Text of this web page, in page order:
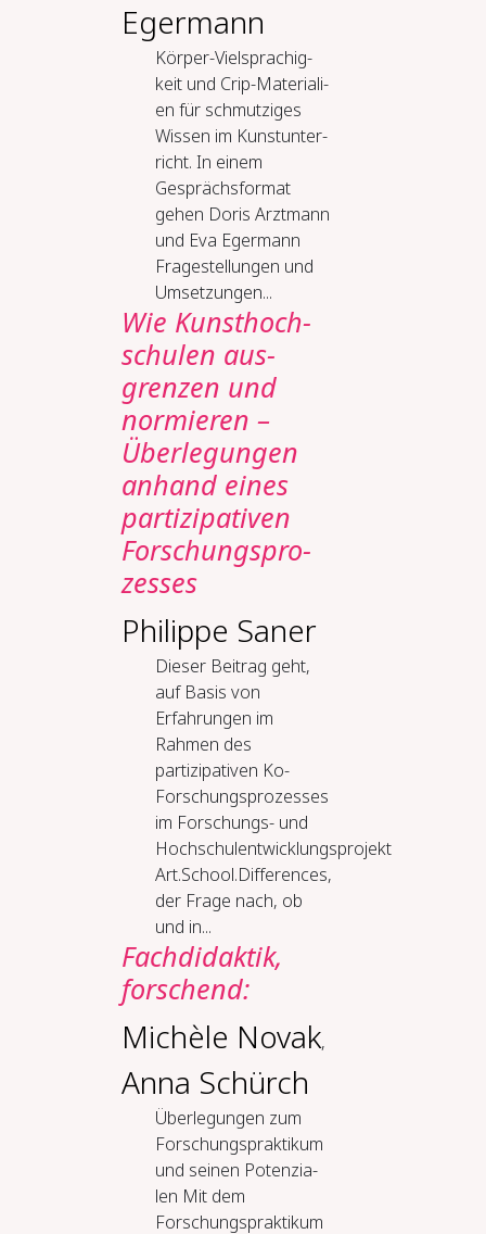
Egermann
Kör­per-​Viel­spra­chig­
keit und Crip-​Ma­te­ria­li­
en für schmut­zi­ges
Wis­sen im Kunstun­ter­
richt. In einem
Gesprächsformat
gehen Doris Arztmann
und Eva Egermann
Fragestellungen und
Umsetzungen...
Wie Kunst­hoch­
schu­len aus­
gren­zen und
nor­mie­ren –
Über­le­gun­gen
an­hand ei­nes
par­ti­zi­pa­ti­ven
For­schungs­pro­
zes­ses
Philippe Saner
Dieser Beitrag geht,
auf Basis von
Erfahrungen im
Rahmen des
partizipativen Ko-
Forschungsprozesses
im Forschungs- und
Hochschulentwicklungsprojekt
Art.School.Differences,
der Frage nach, ob
und in...
Fach­di­dak­tik,
for­schend:
Michèle Novak,
Anna Schürch
Über­le­gun­gen zum
For­schungs­prak­ti­kum
und sei­nen Po­ten­zia­
len Mit dem
Forschungspraktikum